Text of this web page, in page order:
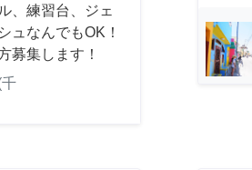
、練習台、ジェ
ュなんでもOK！
募集します！